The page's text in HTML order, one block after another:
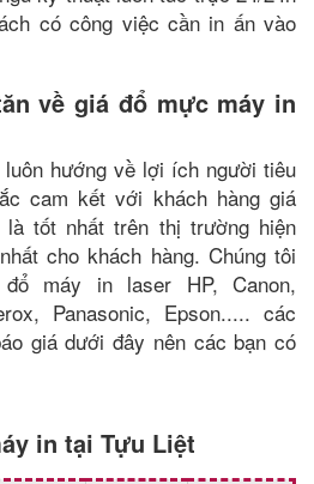
có công việc cần in ấn vào
về giá đổ mực máy in
hướng về lợi ích người tiêu
cam kết với khách hàng giá
tốt nhất trên thị trường hiện
cho khách hàng. Chúng tôi
máy in laser HP, Canon,
Panasonic, Epson..... các
giá dưới đây nên các bạn có
in tại Tựu Liệt